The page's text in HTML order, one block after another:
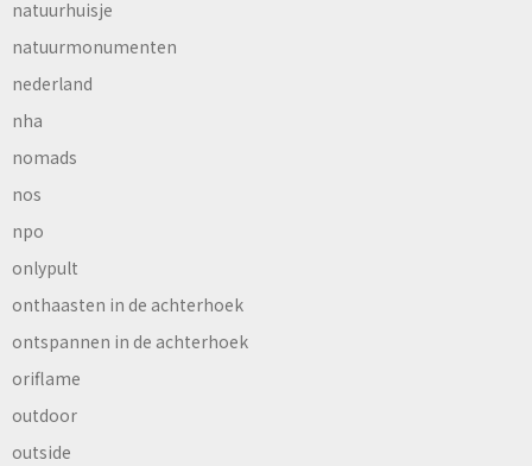
natuurhuisje
natuurmonumenten
nederland
nha
nomads
nos
npo
onlypult
onthaasten in de achterhoek
ontspannen in de achterhoek
oriflame
outdoor
outside